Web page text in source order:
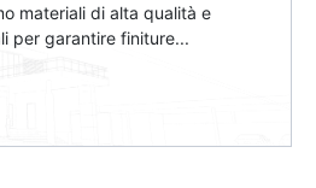
materiali di alta qualità e
per garantire finiture...